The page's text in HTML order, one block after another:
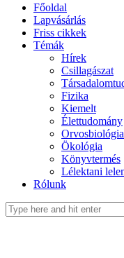
Főoldal
Lapvásárlás
Friss cikkek
Témák
Hírek
Csillagászat
Fizika
Kiemelt
Élettudomány
Orvosbiológia
Ökológia
Könyvtermés
Lélektani
Rólunk